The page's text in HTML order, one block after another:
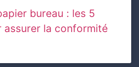
bureau : les 5
assurer la conformité